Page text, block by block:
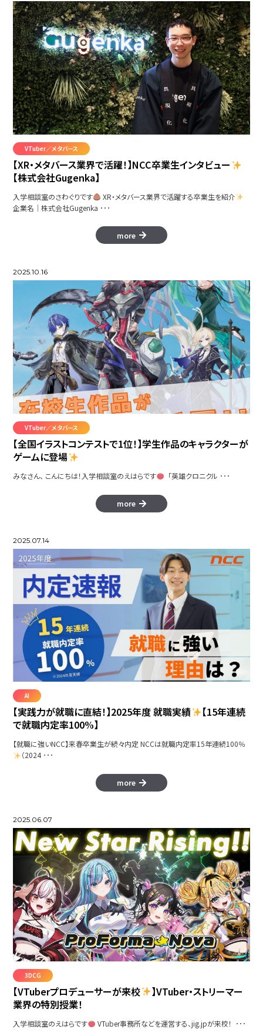
VTuber／メタバース
【XR・メタバース業界で活躍！】NCC卒業生インタビュー
【株式会社Gugenka】
入学相談室のさわぐりです
XR・メタバース業界で活躍する卒業生を紹介
企業名│株式会社Gugenka ･･･
more
2025.10.16
VTuber／メタバース
【全国イラストコンテストで1位！】学生作品のキャラクターが
ゲームに登場
みなさん、 こんにちは！入学相談室のえはらです 「英雄クロニクル ･･･
more
2025.07.14
AI
【実践力が就職に直結！】2025年度 就職実績
【15年連続
で就職内定率100%】
【就職に強いNCC】来春卒業生が続々内定 NCCは就職内定率15年連続100％
（2024 ･･･
more
2025.06.07
3DCG
【VTuberプロデューサーが来校
】VTuber・ストリーマー
業界の特別授業！
入学相談室のえはらです VTuber事務所などを運営する、jig.jpが来校！ ･･･